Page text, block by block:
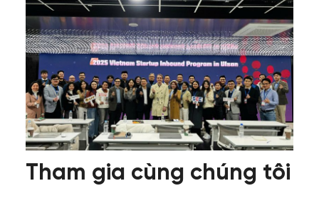
Tham gia cùng chúng tôi